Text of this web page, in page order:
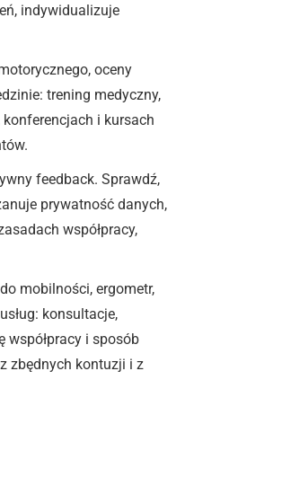
indywidualizuje
oceny
trening medyczny,
i kursach
feedback. Sprawdź,
prywatność danych,
współpracy,
mobilności, ergometr,
konsultacje,
współpracy i sposób
zbędnych kontuzji i z